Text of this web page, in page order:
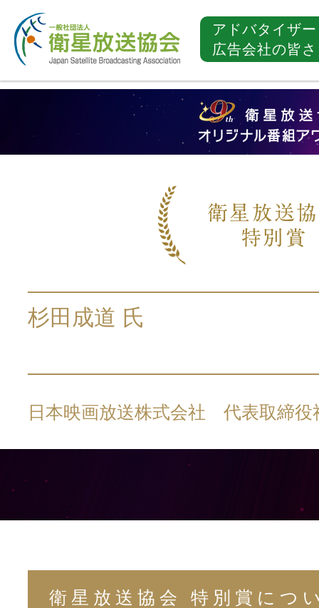
アドバタイザ
広告会社の皆
杉田成道 氏
日本映画放送株式会社 代表取締役
衛星放送協会 特別賞につ